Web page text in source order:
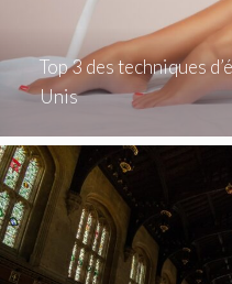
Top 3 des techniques
Unis